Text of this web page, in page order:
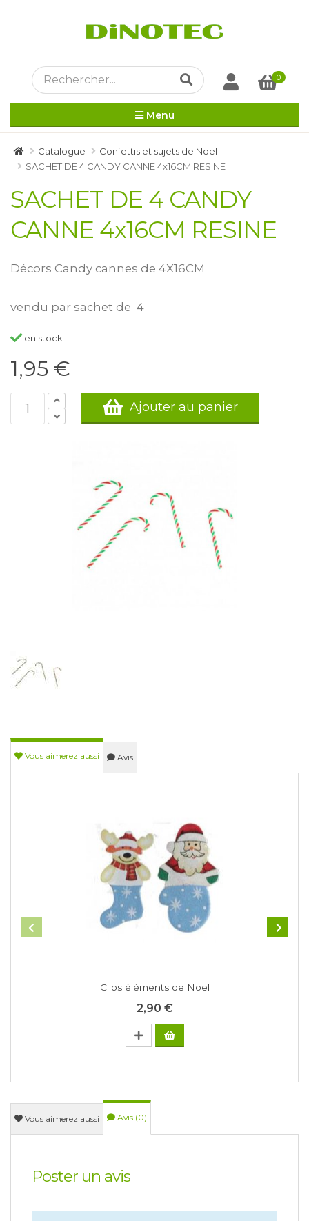
0
Menu
Catalogue
Confettis et sujets de Noel
SACHET DE 4 CANDY CANNE 4x16CM RESINE
SACHET DE 4 CANDY
CANNE 4x16CM RESINE
Décors Candy cannes de 4X16CM
vendu par sachet de 4
en stock
1,95 €
Ajouter au panier
Vous aimerez aussi Avis
Clips éléments de Noel
2,90 €
Vous aimerez aussi Avis (0)
Poster un avis